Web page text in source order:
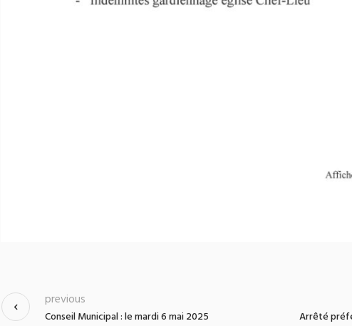
Conseil Municipal : le mardi 6 mai 2025
previous
Arrêté